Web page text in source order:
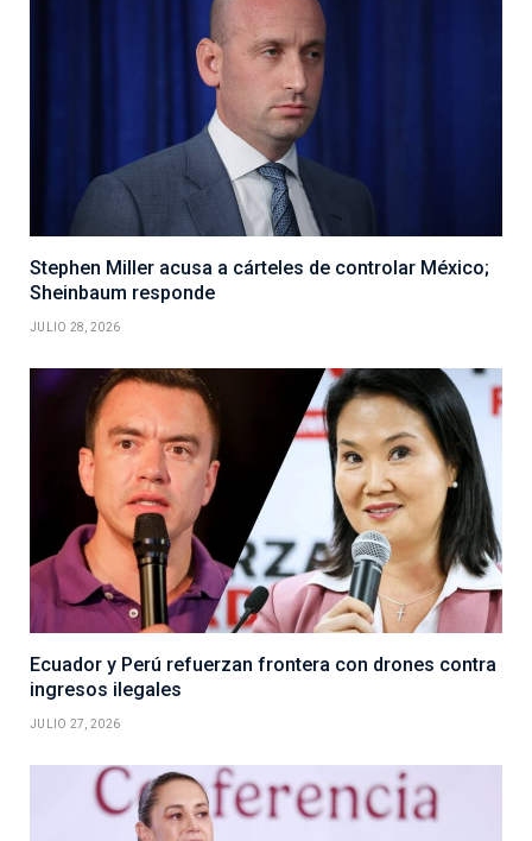
Stephen Miller acusa a cárteles de controlar México;
Sheinbaum responde
JULIO 28, 2026
Ecuador y Perú refuerzan frontera con drones contra
ingresos ilegales
JULIO 27, 2026